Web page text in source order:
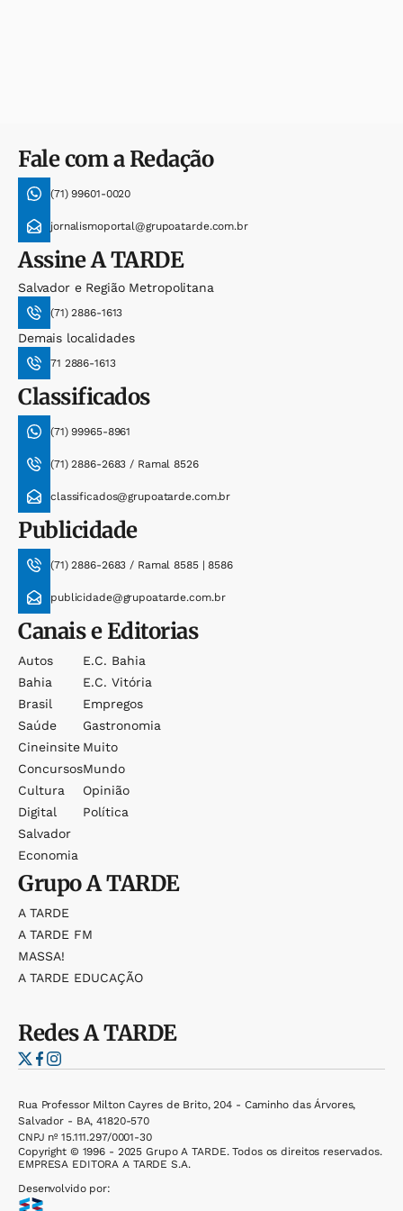
Fale com a Redação
(71) 99601-0020
jornalismoportal@grupoatarde.com.br
AssineA TARDE
Salvador e Região Metropolitana
(71) 2886-1613
Demais localidades
71 2886-1613
Classificados
(71) 99965-8961
(71) 2886-2683 / Ramal 8526
classificados@grupoatarde.com.br
Publicidade
(71) 2886-2683 / Ramal 8585 | 8586
publicidade@grupoatarde.com.br
Canais e Editorias
Autos
Bahia
Brasil
Saúde
Cineinsite
Concursos
Cultura
Digital
Salvador
Economia
E.c. Bahia
E.c. Vitória
Empregos
Gastronomia
Muito
Mundo
Opinião
Política
GrupoA TARDE
A TARDE
A TARDE FM
MASSA!
A TARDE EDUCAÇÃO
RedesA TARDE
Rua Professor Milton Cayres de Brito, 204 - Caminho das Árvores,
Salvador - BA, 41820-570
CNPJ nº 15.111.297/0001-30
Copyright © 1996 - 2025 Grupo A TARDE. Todos os direitos reservados.
EMPRESA EDITORA A TARDE S.A.
Desenvolvido por: